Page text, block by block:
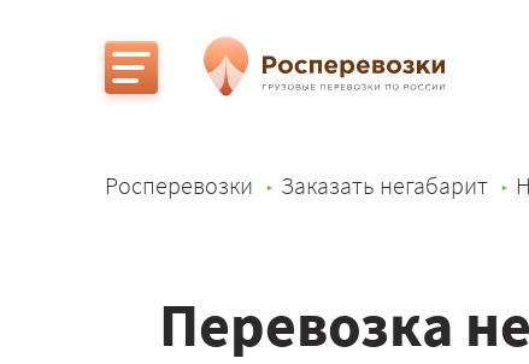
Росперевозки Заказать негабарит
Перевозка